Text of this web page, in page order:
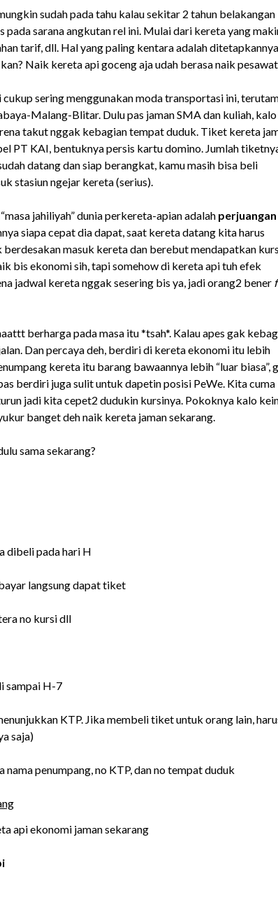
sudah pada tahu kalau sekitar 2 tahun belakangan
sarana angkutan rel ini. Mulai dari kereta yang
tarif, dll. Hal yang paling kentara adalah ditetapkannya
Naik kereta api goceng aja udah berasa naik
sering menggunakan moda transportasi ini,
Malang-Blitar. Dulu pas jaman SMA dan kuliah,
takut nggak kebagian tempat duduk. Tiket kereta
PT KAI, bentuknya persis kartu domino. Jumlah
datang dan siap berangkat, kamu masih bisa beli
stasiun ngejar kereta (serius).
jahiliyah” dunia perkereta-apian adalah perjuangan
siapa cepat dia dapat, saat kereta datang kita harus
masuk kereta dan berebut mendapatkan
bis ekonomi sih, tapi somehow di kereta api tuh efek
jadwal kereta nggak sesering bis ya, jadi orang2 bener
berharga pada masa itu *tsah*. Kalau apes gak
Dan percaya deh, berdiri di kereta ekonomi itu lebih
kereta itu barang bawaannya lebih “luar biasa”,
berdiri juga sulit untuk dapetin posisi PeWe. Kita cuma
jadi kita cepet2 dudukin kursinya. Pokoknya kalo
banget deh naik kereta jaman sekarang.
sama sekarang?
dibeli pada hari H
langsung dapat tiket
no kursi dll
sampai H-7
KTP. Jika membeli tiket untuk orang lain,
saja)
penumpang, no KTP, dan no tempat duduk
api ekonomi jaman sekarang